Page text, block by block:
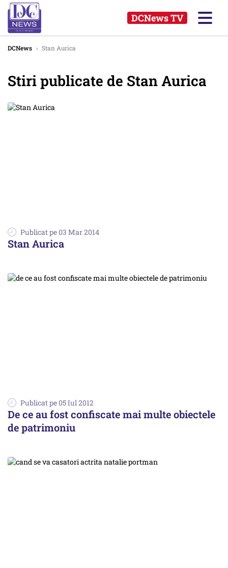
DCNews TV
DCNews › Stan Aurica
Stiri publicate de Stan Aurica
Publicat pe 03 Mar 2014
Stan Aurica
Publicat pe 05 Iul 2012
De ce au fost confiscate mai multe obiectele
de patrimoniu